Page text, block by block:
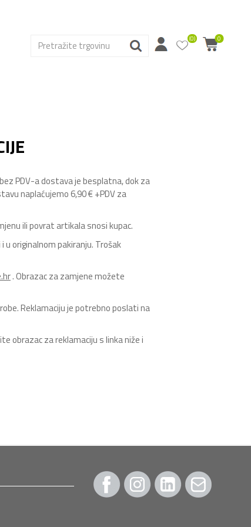
(0) 0
PDV-a dostava je besplatna, dok za
naplaćujemo 6,90 € +PDV za
ili povrat artikala snosi kupac.
originalnom pakiranju. Trošak
. Obrazac za zamjene možete
Reklamaciju je potrebno poslati na
obrazac za reklamaciju s linka niže i